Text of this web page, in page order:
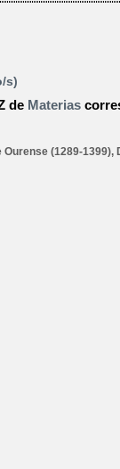
s)
de Materias
(1289-1399),